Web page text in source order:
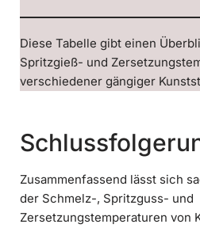
Diese Tabelle gibt einen
Spritzgieß- und
verschiedener gängiger
Zusammenfassend lässt sich
der Schmelz-, Spritzguss- und
Zersetzungstemperaturen von